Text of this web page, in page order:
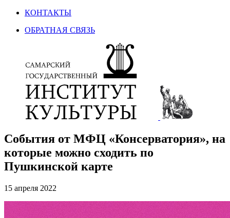
КОНТАКТЫ
ОБРАТНАЯ СВЯЗЬ
События от МФЦ «Консерватория», на
которые можно сходить по
Пушкинской карте
15 апреля 2022